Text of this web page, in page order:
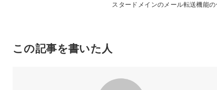
スタードメインのメール転送機能
この記事を書いた人